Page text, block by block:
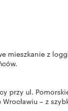
mieszkanie z
przy ul.
– z